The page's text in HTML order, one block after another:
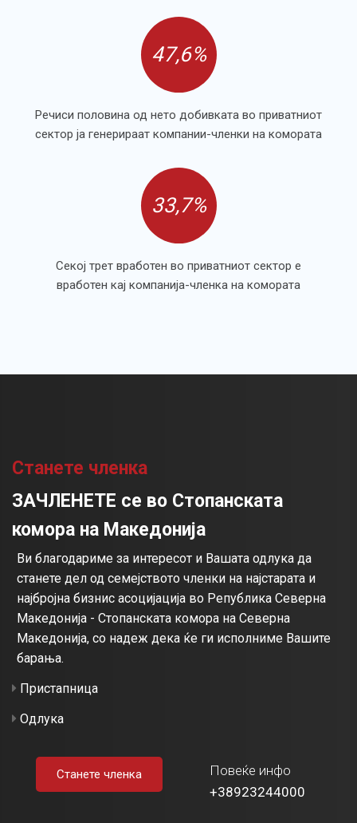
47,6%
Речиси половина од нето добивката во приватниот
сектор ја генерираат компании-членки на комората
33,7%
Секој трет вработен во приватниот сектор е
вработен кај компанија-членка на комората
Станете членка
ЗАЧЛЕНЕТЕ се во Стопанската
комора на Македонија
Ви благодариме за интересот и Вашата одлука да
станете дел од семејството членки на најстарата и
најбројна бизнис асоцијација во Република Северна
Македонија - Стопанската комора на Северна
Македонија, со надеж дека ќе ги исполниме Вашите
барања.
Пристапница
Одлука
Станете членка
Повеќе инфо
+38923244000